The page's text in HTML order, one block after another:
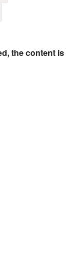
the content is